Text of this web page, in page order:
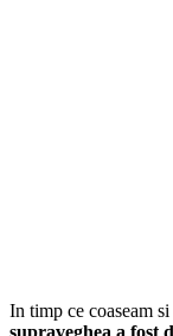
In timp ce coaseam